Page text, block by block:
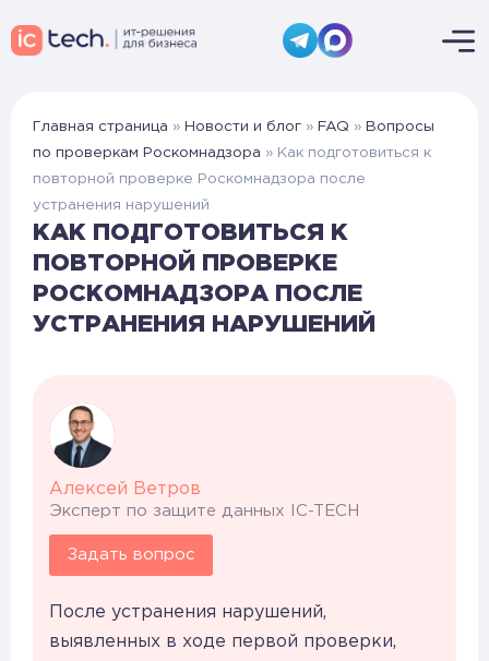
Главная страница » Новости и блог » FAQ » Вопросы
по проверкам Роскомнадзора » Как подготовиться к
повторной проверке Роскомнадзора после
устранения нарушений
КАК ПОДГОТОВИТЬСЯ К
ПОВТОРНОЙ ПРОВЕРКЕ
РОСКОМНАДЗОРА ПОСЛЕ
УСТРАНЕНИЯ НАРУШЕНИЙ
Алексей Ветров
Эксперт по защите данных IC-TECH
Задать вопрос
После устранения нарушений,
выявленных в ходе первой проверки,